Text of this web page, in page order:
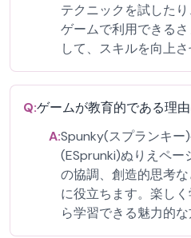
テクニックを試した
ゲームで利用できる
して、スキルを向上さ
Q:ゲームが教育的である理
A:Spunky(スプランキー
(ESprunki)ぬりえペー
の協調、創造的思考
に役立ちます。楽し
ら学習できる魅力的な